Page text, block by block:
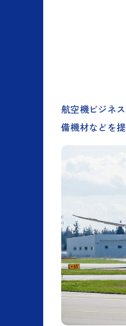
航空機ビジネ
備機材などを提